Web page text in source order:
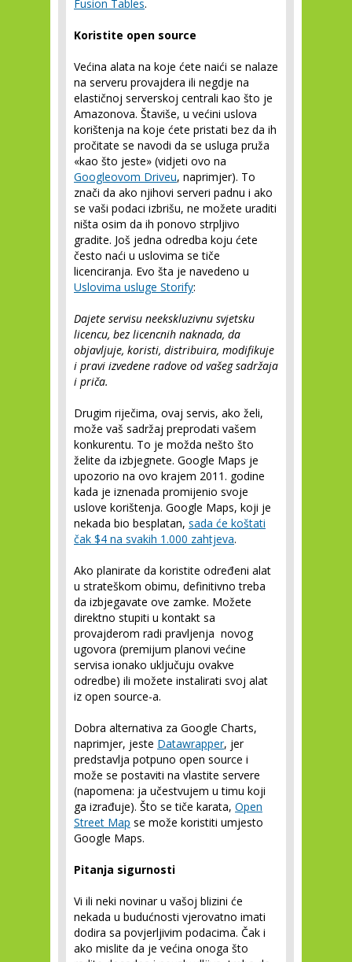
Fusion Tables.
Koristite open source
Većina alata na koje ćete naići se nalaze
na serveru provajdera ili negdje na
elastičnoj serverskoj centrali kao što je
Amazonova. Štaviše, u većini uslova
korištenja na koje ćete pristati bez da ih
pročitate se navodi da se usluga pruža
«kao što jeste» (vidjeti ovo na
Googleovom Driveu, naprimjer). To
znači da ako njihovi serveri padnu i ako
se vaši podaci izbrišu, ne možete uraditi
ništa osim da ih ponovo strpljivo
gradite. Još jedna odredba koju ćete
često naći u uslovima se tiče
licenciranja. Evo šta je navedeno u
Uslovima usluge Storify:
Dajete servisu neekskluzivnu svjetsku
licencu, bez licencnih naknada, da
objavljuje, koristi, distribuira, modifikuje
i pravi izvedene radove od vašeg sadržaja
i priča.
Drugim riječima, ovaj servis, ako želi,
može vaš sadržaj preprodati vašem
konkurentu. To je možda nešto što
želite da izbjegnete. Google Maps je
upozorio na ovo krajem 2011. godine
kada je iznenada promijenio svoje
uslove korištenja. Google Maps, koji je
nekada bio besplatan, sada će koštati
čak $4 na svakih 1.000 zahtjeva.
Ako planirate da koristite određeni alat
u strateškom obimu, definitivno treba
da izbjegavate ove zamke. Možete
direktno stupiti u kontakt sa
provajderom radi pravljenja novog
ugovora (premijum planovi većine
servisa ionako uključuju ovakve
odredbe) ili možete instalirati svoj alat
iz open source-a.
Dobra alternativa za Google Charts,
naprimjer, jeste Datawrapper, jer
predstavlja potpuno open source i
može se postaviti na vlastite servere
(napomena: ja učestvujem u timu koji
ga izrađuje). Što se tiče karata, Open
Street Map se može koristiti umjesto
Google Maps.
Pitanja sigurnosti
Vi ili neki novinar u vašoj blizini će
nekada u budućnosti vjerovatno imati
dodira sa povjerljivim podacima. Čak i
ako mislite da je većina onoga što